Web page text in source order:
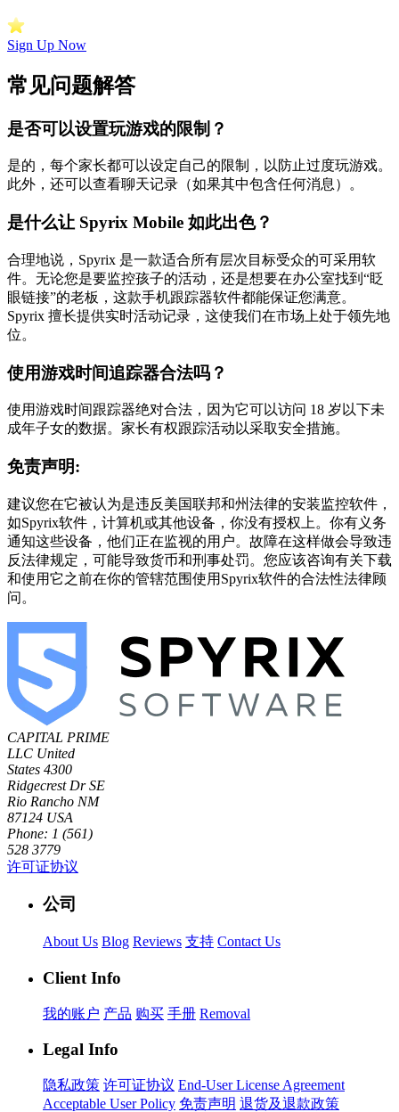
Sign Up Now
常见问题解答
是否可以设置玩游戏的限制？
是的，每个家长都可以设定自己的限制，以防止过度玩游戏。
此外，还可以查看聊天记录（如果其中包含任何消息）。
是什么让 Spyrix Mobile 如此出色？
合理地说，Spyrix 是一款适合所有层次目标受众的可采用软
件。无论您是要监控孩子的活动，还是想要在办公室找到“眨
眼链接”的老板，这款手机跟踪器软件都能保证您满意。
Spyrix 擅长提供实时活动记录，这使我们在市场上处于领先地
位。
使用游戏时间追踪器合法吗？
使用游戏时间跟踪器绝对合法，因为它可以访问 18 岁以下未
成年子女的数据。家长有权跟踪活动以采取安全措施。
免责声明:
建议您在它被认为是违反美国联邦和州法律的安装监控软件，
如Spyrix软件，计算机或其他设备，你没有授权上。你有义务
通知这些设备，他们正在监视的用户。故障在这样做会导致违
反法律规定，可能导致货币和刑事处罚。您应该咨询有关下载
和使用它之前在你的管辖范围使用Spyrix软件的合法性法律顾
问。
CAPITAL PRIME
LLC United
States 4300
Ridgecrest Dr SE
Rio Rancho NM
87124 USA
Phone: 1 (561)
528 3779
许可证协议
公司
About Us Blog Reviews 支持 Contact Us
Client Info
我的账户 产品 购买 手册 Removal
Legal Info
隐私政策 许可证协议 End-User License Agreement
Acceptable User Policy 免责声明 退货及退款政策